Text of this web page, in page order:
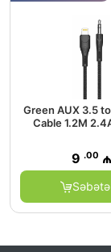
Green AUX 3.5
Cable 1.2M
9 .00 ₼